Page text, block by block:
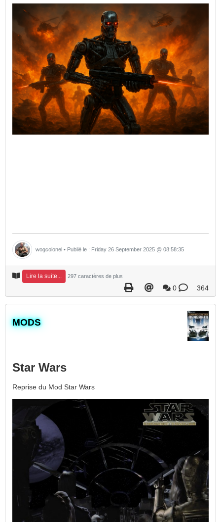
wogcolonel • Publié le : Friday 26 September 2025 @ 08:58:35
Lire la suite... 297 caractères de plus
0 364
​MODS
Star Wars
Reprise du Mod Star Wars